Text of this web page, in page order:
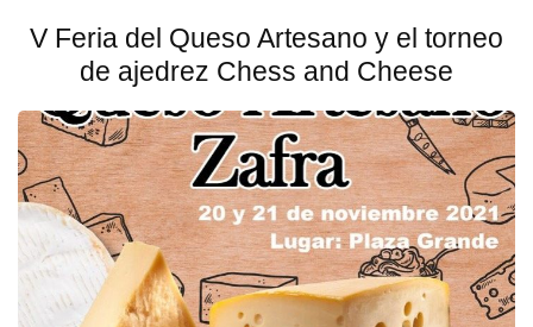
V Feria del Queso Artesano y el torneo
de ajedrez Chess and Cheese